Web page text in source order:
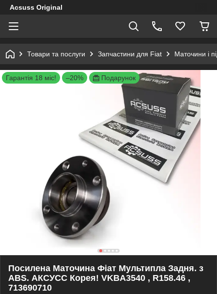
Acsuss Original
Товари та послуги Запчастини для Fiat Маточини і
Гарантія 18 міс! –20% Подарунок
Посилена Маточина Фіат Мультипла Задня. з
ABS. АКСУСС Корея! VKBA3540 , R158.46 ,
713690710